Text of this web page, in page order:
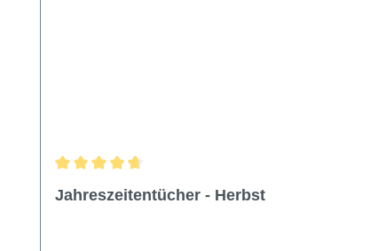
Durchschnittliche Bewertung von 4.7 von 5 Sternen
Jahreszeitentücher - Herbst